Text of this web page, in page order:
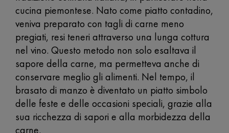
cucina piemontese. Nato come piatto contadino,
veniva preparato con tagli di carne meno
pregiati, resi teneri attraverso una lunga cottura
nel vino. Questo metodo non solo esaltava il
sapore della carne, ma permetteva anche di
conservare meglio gli alimenti. Nel tempo, il
brasato di manzo è diventato un piatto simbolo
delle feste e delle occasioni speciali, grazie alla
sua ricchezza di sapori e alla morbidezza della
carne.